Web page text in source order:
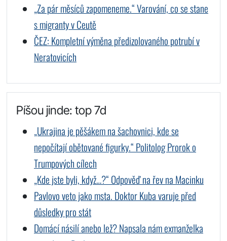
„Za pár měsíců zapomeneme.“ Varování, co se stane
s migranty v Ceutě
ČEZ: Kompletní výměna předizolovaného potrubí v
Neratovicích
Píšou jinde: top 7d
„Ukrajina je pěšákem na šachovnici, kde se
nepočítají obětované figurky.“ Politolog Prorok o
Trumpových cílech
„Kde jste byli, když…?“ Odpověď na řev na Macinku
Pavlovo veto jako msta. Doktor Kuba varuje před
důsledky pro stát
Domácí násilí anebo lež? Napsala nám exmanželka